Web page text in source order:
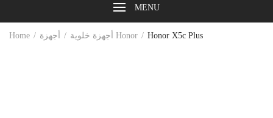
MENU
Home أجهزة خلوية أجهزة Honor Honor X5c Plus